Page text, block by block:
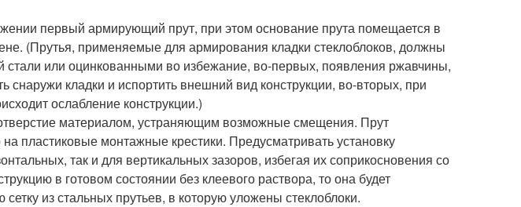
первый армирующий прут, при этом основание прута помещается в
(Прутья, применяемые для армирования кладки стеклоблоков, должны
или оцинкованными во избежание, во-первых, появления ржавчины,
снаружи кладки и испортить внешний вид конструкции, во-вторых, при
ослабление конструкции.)
материалом, устраняющим возможные смещения. Прут
пластиковые монтажные крестики. Предусматривать установку
так и для вертикальных зазоров, избегая их соприкосновения со
в готовом состоянии без клеевого раствора, то она будет
из стальных прутьев, в которую уложены стеклоблоки.